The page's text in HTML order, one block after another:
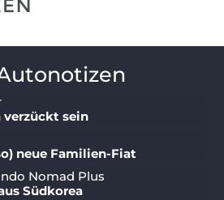
verzückt sein
neue Familien-Fiat
Nomad Plus
Südkorea